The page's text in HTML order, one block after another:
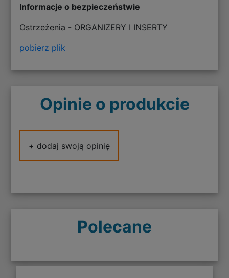
Informacje o bezpieczeństwie
Ostrzeżenia - ORGANIZERY I INSERTY
pobierz plik
Opinie o produkcie
+ dodaj swoją opinię
Polecane